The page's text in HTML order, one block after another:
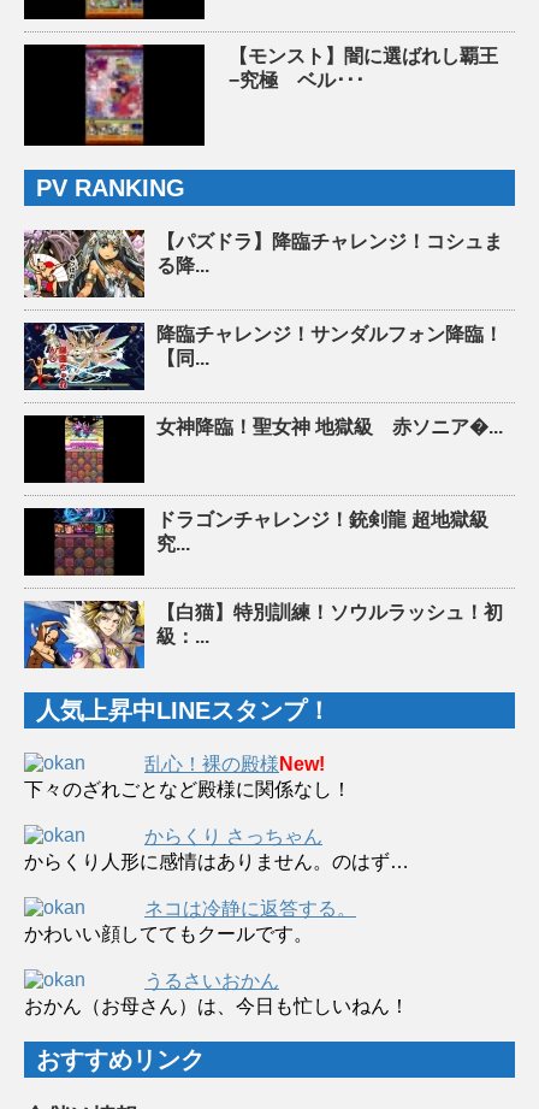
【モンスト】闇に選ばれし覇王
−究極 ベル･･･
PV RANKING
【パズドラ】降臨チャレンジ！コシュま
る降...
降臨チャレンジ！サンダルフォン降臨！
【同...
女神降臨！聖女神 地獄級 赤ソニア�...
ドラゴンチャレンジ！銃剣龍 超地獄級
究...
【白猫】特別訓練！ソウルラッシュ！初
級：...
人気上昇中LINEスタンプ！
乱心！裸の殿様 New!
下々のざれごとなど殿様に関係なし！
からくり さっちゃん
からくり人形に感情はありません。のはず…
ネコは冷静に返答する。
かわいい顔しててもクールです。
うるさいおかん
おかん（お母さん）は、今日も忙しいねん！
おすすめリンク